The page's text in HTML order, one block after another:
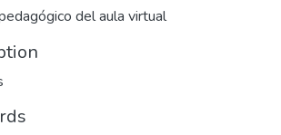
del aula virtual